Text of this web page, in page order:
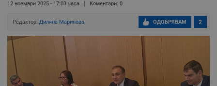
12 ноември 2025 - 17:03 часа Коментари: 0
Редактор: Диляна Маринова 2
ОДОБРЯВАМ